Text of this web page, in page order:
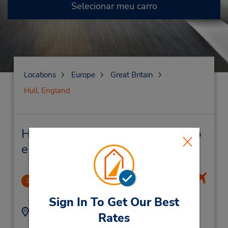
Sign In To Get Our Best
Rates
Selecionar meu carro
Locations Europe
Great Britain
Hull, England
Hull, England Locação de veículo
e lojas próximas
1 Leeds Bradford Airport
Endereço: